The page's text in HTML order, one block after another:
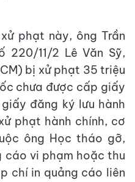
phạt này, ông Trần
11/2 Lê Văn Sỹ,
bị xử phạt 35 triệu
chưa được cấp giấy
đăng ký lưu hành
phạt hành chính, cơ
ông Học tháo gỡ,
cáo vi phạm hoặc thu
chí in quảng cáo liên